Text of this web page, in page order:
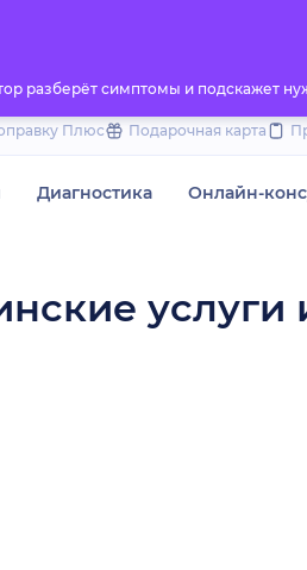
разберёт симптомы и подскажет
Плюс Подарочная карта
Диагностика Онлайн-
услуги